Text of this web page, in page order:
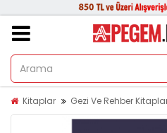
Kitaplar Gezi Ve Rehber